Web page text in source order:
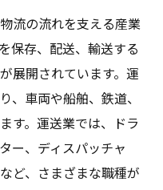
流の流れを支える産業
保存、配送、輸送する
展開されています。運
、車両や船舶、鉄道、
す。運送業では、ドラ
ー、ディスパッチャ
ど、さまざまな職種が